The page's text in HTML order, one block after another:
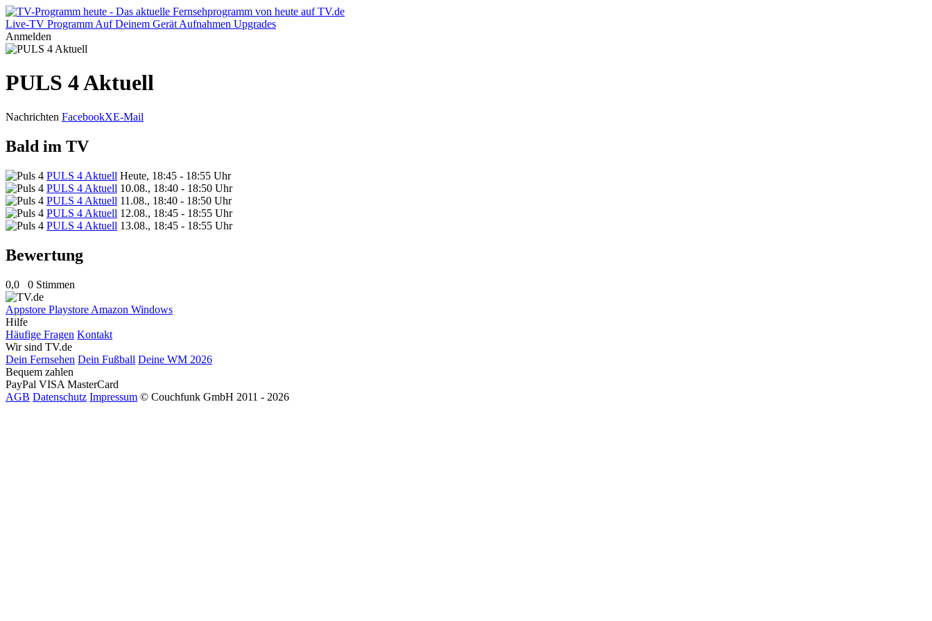
Live-TV Programm Auf Deinem Gerät Aufnahmen Upgrades
Anmelden
PULS 4 Aktuell
Nachrichten FacebookXE-Mail
Bald im TV
PULS 4 Aktuell Heute, 18:45 - 18:55 Uhr
PULS 4 Aktuell 10.08., 18:40 - 18:50 Uhr
PULS 4 Aktuell 11.08., 18:40 - 18:50 Uhr
PULS 4 Aktuell 12.08., 18:45 - 18:55 Uhr
PULS 4 Aktuell 13.08., 18:45 - 18:55 Uhr
Bewertung
0,0 0 Stimmen
Appstore Playstore Amazon Windows
Hilfe
Häufige Fragen Kontakt
Wir sind TV.de
Dein Fernsehen Dein Fußball Deine WM 2026
Bequem zahlen
PayPal VISA MasterCard
AGB Datenschutz Impressum © Couchfunk GmbH 2011 - 2026